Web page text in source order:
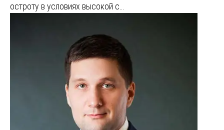
остроту в условиях высокой с…